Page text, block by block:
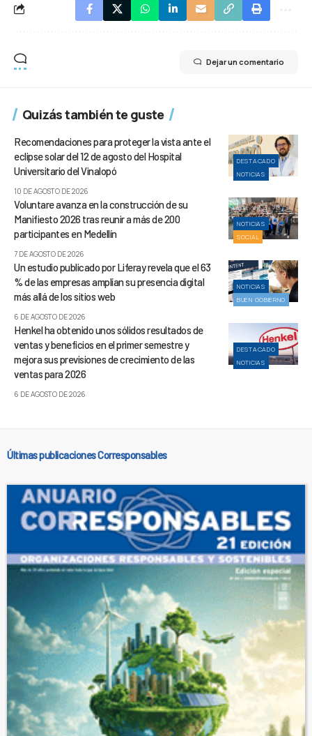
Dejar un comentario
Quizás también te guste
DESTACADO
NOTICIAS
Recomendaciones para proteger la vista ante el
eclipse solar del 12 de agosto del Hospital
Universitario del Vinalopó
10 DE AGOSTO DE 2026
NOTICIAS
SOCIAL
Voluntare avanza en la construcción de su
Manifiesto 2026 tras reunir a más de 200
participantes en Medellín
7 DE AGOSTO DE 2026
NOTICIAS
BUEN GOBIERNO
Un estudio publicado por Liferay revela que el 63
% de las empresas amplían su presencia digital
más allá de los sitios web
6 DE AGOSTO DE 2026
DESTACADO
NOTICIAS
Henkel ha obtenido unos sólidos resultados de
ventas y beneficios en el primer semestre y
mejora sus previsiones de crecimiento de las
ventas para 2026
6 DE AGOSTO DE 2026
Últimas publicaciones Corresponsables